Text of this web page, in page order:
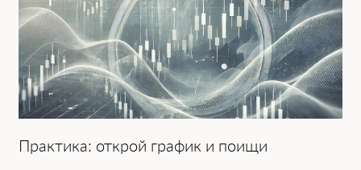
Практика: открой график и поищи